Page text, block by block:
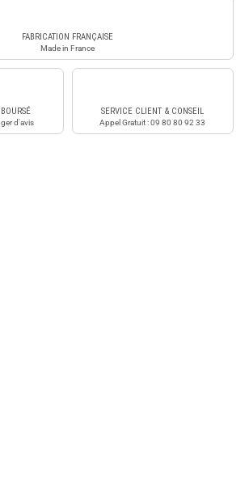
FABRICATION FRANÇAISE
Made in France
d'avis
SERVICE CLIENT & CONSEIL
Appel Gratuit : 09 80 80 92 33